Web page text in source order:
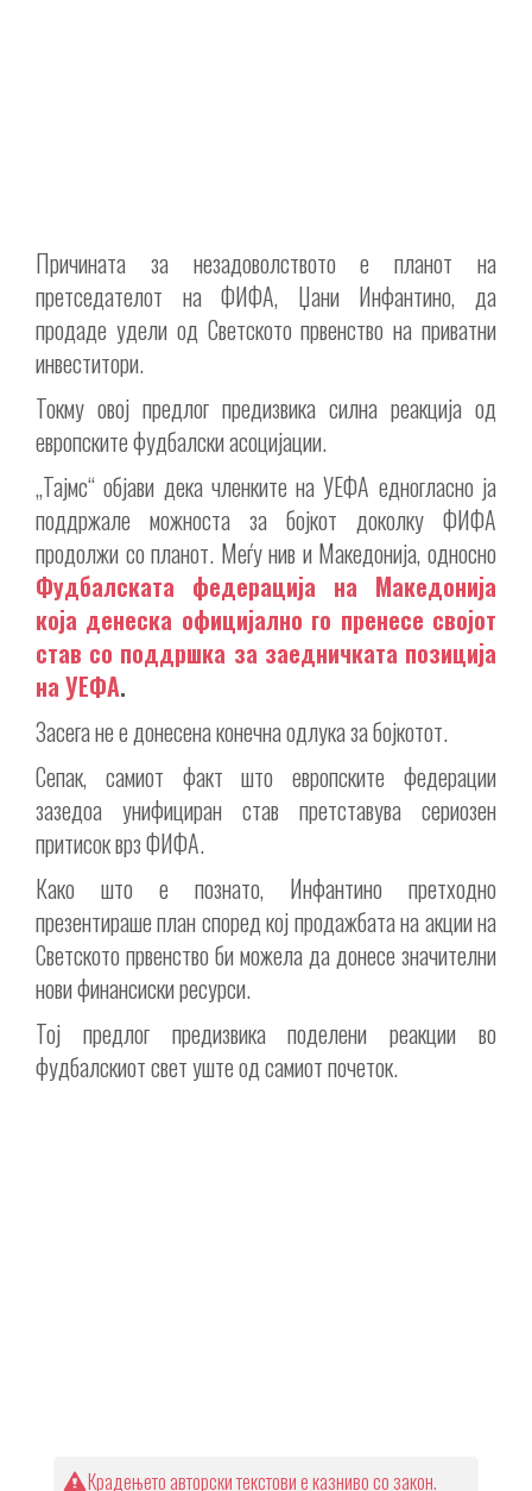
Причината за незадоволството е планот на
претседателот на ФИФА, Џани Инфантино, да
продаде удели од Светското првенство на приватни
инвеститори.
Токму овој предлог предизвика силна реакција од
европските фудбалски асоцијации.
„Тајмс“ објави дека членките на УЕФА едногласно ја
поддржале можноста за бојкот доколку ФИФА
продолжи со планот. Меѓу нив и Македонија, односно
Фудбалската федерација на Македонија
која денеска официјално го пренесе својот
став со поддршка за заедничката позиција
на УЕФА.
Засега не е донесена конечна одлука за бојкотот.
Сепак, самиот факт што европските федерации
зазедоа унифициран став претставува сериозен
притисок врз ФИФА.
Како што е познато, Инфантино претходно
презентираше план според кој продажбата на акции на
Светското првенство би можела да донесе значителни
нови финансиски ресурси.
Тој предлог предизвика поделени реакции во
фудбалскиот свет уште од самиот почеток.
Крадењето авторски текстови е казниво со закон.